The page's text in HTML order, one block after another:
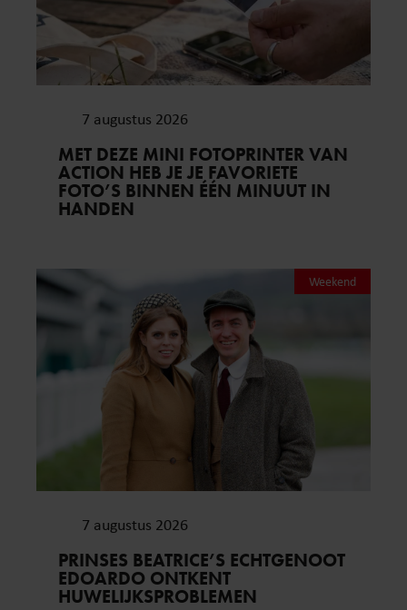
7 augustus 2026
MET DEZE MINI FOTOPRINTER VAN
ACTION HEB JE JE FAVORIETE
FOTO’S BINNEN ÉÉN MINUUT IN
HANDEN
Weekend
7 augustus 2026
PRINSES BEATRICE’S ECHTGENOOT
EDOARDO ONTKENT
HUWELIJKSPROBLEMEN